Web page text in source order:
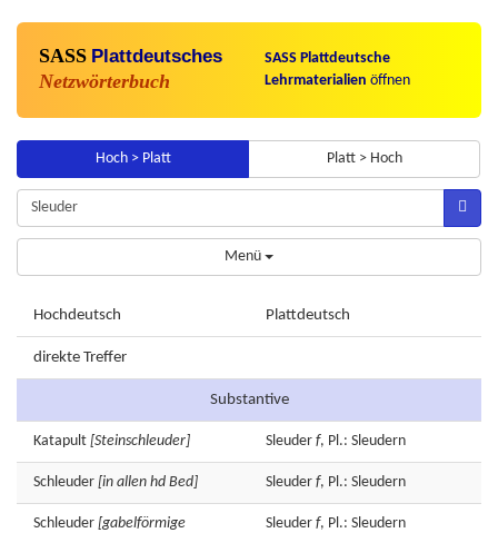
SASS Plattdeutsches
Netzwörterbuch
SASS Plattdeutsche
Lehrmaterialien öffnen
Hoch > Platt Platt > Hoch
Menü
Hochdeutsch Plattdeutsch
direkte Treffer
Substantive
Katapult [Steinschleuder] Sleuder f, Pl.: Sleudern
Schleuder [in allen hd Bed] Sleuder f, Pl.: Sleudern
Schleuder [gabelförmige
Sleuder f, Pl.: Sleudern